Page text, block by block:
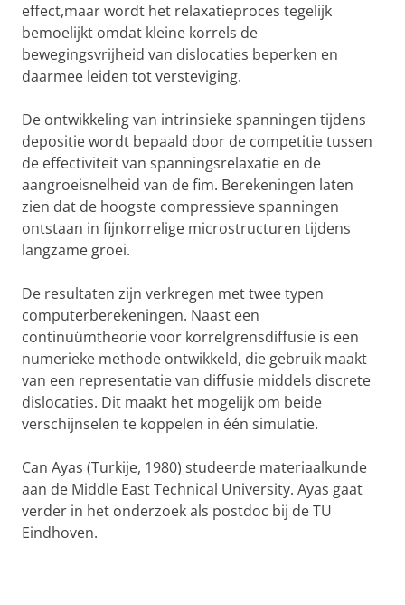
effect,maar wordt het relaxatieproces tegelijk
bemoelijkt omdat kleine korrels de
bewegingsvrijheid van dislocaties beperken en
daarmee leiden tot versteviging.
De ontwikkeling van intrinsieke spanningen tijdens
depositie wordt bepaald door de competitie tussen
de effectiviteit van spanningsrelaxatie en de
aangroeisnelheid van de fim. Berekeningen laten
zien dat de hoogste compressieve spanningen
ontstaan in fijnkorrelige microstructuren tijdens
langzame groei.
De resultaten zijn verkregen met twee typen
computerberekeningen. Naast een
continuümtheorie voor korrelgrensdiffusie is een
numerieke methode ontwikkeld, die gebruik maakt
van een representatie van diffusie middels discrete
dislocaties. Dit maakt het mogelijk om beide
verschijnselen te koppelen in één simulatie.
Can Ayas (Turkije, 1980) studeerde materiaalkunde
aan de Middle East Technical University. Ayas gaat
verder in het onderzoek als postdoc bij de TU
Eindhoven.